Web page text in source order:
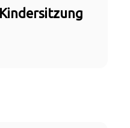
Kindersitzung